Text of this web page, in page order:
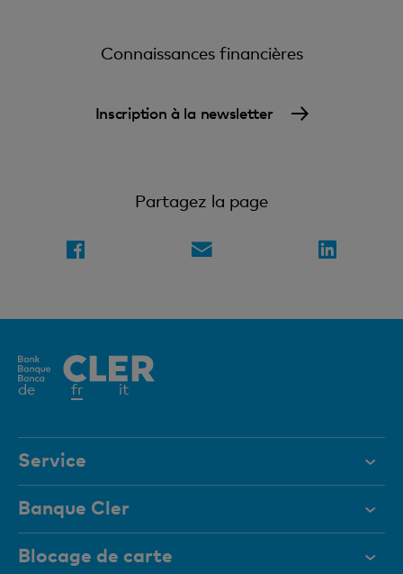
Connaissances financières
Inscription à la newsletter
Partagez la page
de frElément
it
Service
Aide et contact
Documents
Banque Cler
Qui sommes-nous?
Blocage de carte